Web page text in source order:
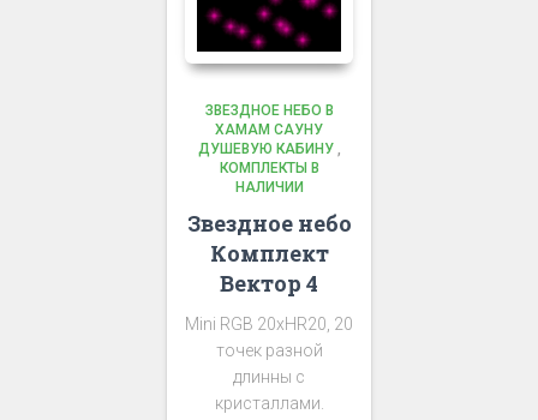
ЗВЕЗДНОЕ НЕБО В
ХАМАМ САУНУ
ДУШЕВУЮ КАБИНУ,
КОМПЛЕКТЫ В
НАЛИЧИИ
Звездное небо
Комплект
Вектор 4
Mini RGB 20хHR20, 20
точек разной
длинны с
кристаллами.